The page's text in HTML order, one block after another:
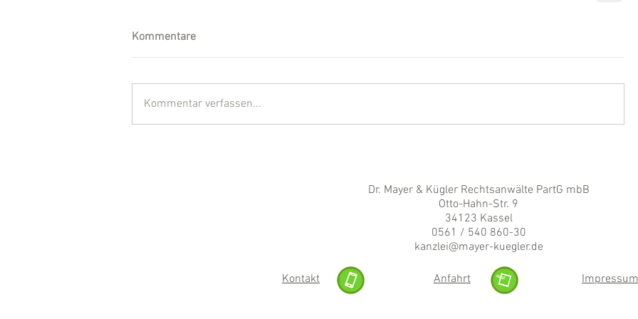
Kommentare
Kommentar verfassen...
Dr. Mayer & Kügler Rechtsanwälte PartG mbB
Otto-Hahn-Str. 9
34123 Kassel
0561 / 540 860-30
kanzlei@mayer-kuegler.de
Anfahrt Impressum
Kontakt